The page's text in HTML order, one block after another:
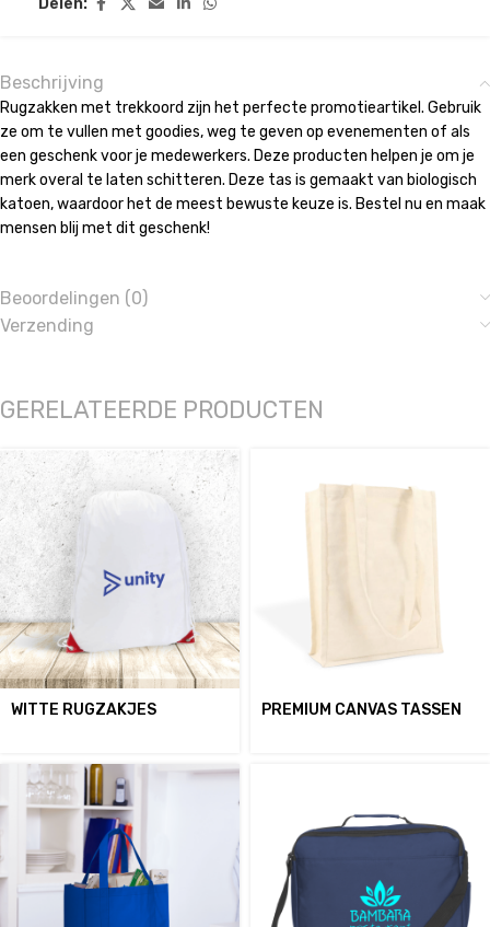
Delen:
Beschrijving
Rugzakken met trekkoord zijn het perfecte promotieartikel. Gebruik
ze om te vullen met goodies, weg te geven op evenementen of als
een geschenk voor je medewerkers. Deze producten helpen je om je
merk overal te laten schitteren. Deze tas is gemaakt van biologisch
katoen, waardoor het de meest bewuste keuze is. Bestel nu en maak
mensen blij met dit geschenk!
Beoordelingen (0)
Verzending
GERELATEERDE PRODUCTEN
WITTE RUGZAKJES PREMIUM CANVAS TASSEN